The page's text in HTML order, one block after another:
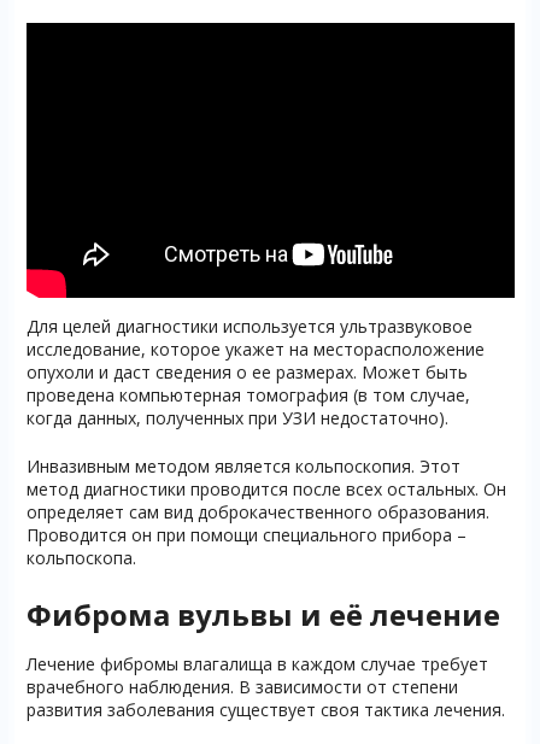
Для целей диагностики используется ультразвуковое
исследование, которое укажет на месторасположение
опухоли и даст сведения о ее размерах. Может быть
проведена компьютерная томография (в том случае,
когда данных, полученных при УЗИ недостаточно).
Инвазивным методом является кольпоскопия. Этот
метод диагностики проводится после всех остальных. Он
определяет сам вид доброкачественного образования.
Проводится он при помощи специального прибора –
кольпоскопа.
Фиброма вульвы и её лечение
Лечение фибромы влагалища в каждом случае требует
врачебного наблюдения. В зависимости от степени
развития заболевания существует своя тактика лечения.